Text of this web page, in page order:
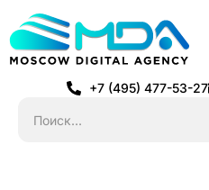
+7 (495) 477-53-27